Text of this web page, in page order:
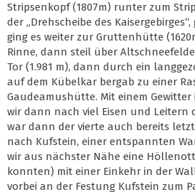
Stripsenkopf (1807m) runter zum
der „Drehscheibe des
ging es weiter zur Gruttenhütte
Rinne, dann steil über
Tor (1.981 m), dann durch ein
auf dem Kübelkar bergab zu einer
Gaudeamushütte. Mit einem
wir dann nach viel Eisen und Leitern
war dann der vierte auch bereits
nach Kufstein, einer entspannten
wir aus nächster Nähe eine
konnten) mit einer Einkehr in der
vorbei an der Festung Kufstein zum